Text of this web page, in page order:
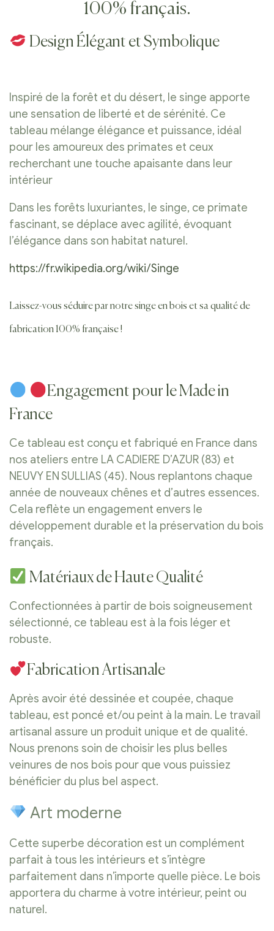
100% français.
Design Élégant et Symbolique
Inspiré de la forêt et du désert, le singe apporte
une sensation de liberté et de sérénité. Ce
tableau mélange élégance et puissance, idéal
pour les amoureux des primates et ceux
recherchant une touche apaisante dans leur
intérieur
Dans les forêts luxuriantes, le singe, ce primate
fascinant, se déplace avec agilité, évoquant
l’élégance dans son habitat naturel.
https://fr.wikipedia.org/wiki/Singe
Laissez-vous séduire par notre singe en bois et sa qualité de
fabrication 100% française !
Engagement pour le Made in
France
Ce tableau est conçu et fabriqué en France dans
nos ateliers entre LA CADIERE D’AZUR (83) et
NEUVY EN SULLIAS (45). Nous replantons chaque
année de nouveaux chênes et d’autres essences.
Cela reflète un engagement envers le
développement durable et la préservation du bois
français.
Matériaux de Haute Qualité
Confectionnées à partir de bois soigneusement
sélectionné, ce tableau est à la fois léger et
robuste.
Fabrication Artisanale
Après avoir été dessinée et coupée, chaque
tableau, est poncé et/ou peint à la main. Le travail
artisanal assure un produit unique et de qualité.
Nous prenons soin de choisir les plus belles
veinures de nos bois pour que vous puissiez
bénéficier du plus bel aspect.
Art moderne
Cette superbe décoration est un complément
parfait à tous les intérieurs et s’intègre
parfaitement dans n’importe quelle pièce. Le bois
apportera du charme à votre intérieur, peint ou
naturel.